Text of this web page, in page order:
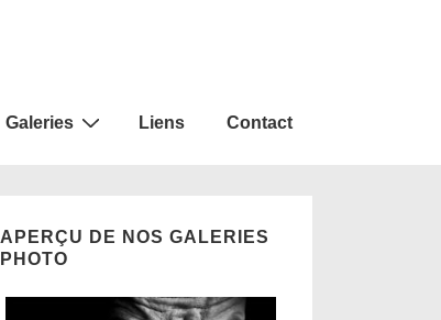
Galeries Liens Contact
APERÇU DE NOS GALERIES
PHOTO